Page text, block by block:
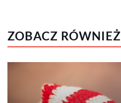
ZOBACZ RÓWNIEŻ